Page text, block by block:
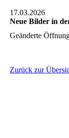
17.03.2026
Neue Bilder in
Geänderte
Zurück zur